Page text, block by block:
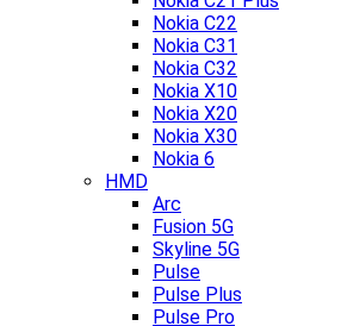
Nokia C22
Nokia C31
Nokia C32
Nokia X10
Nokia X20
Nokia X30
Nokia 6
HMD
Arc
Fusion 5G
Skyline 5G
Pulse
Pulse Plus
Pulse Pro